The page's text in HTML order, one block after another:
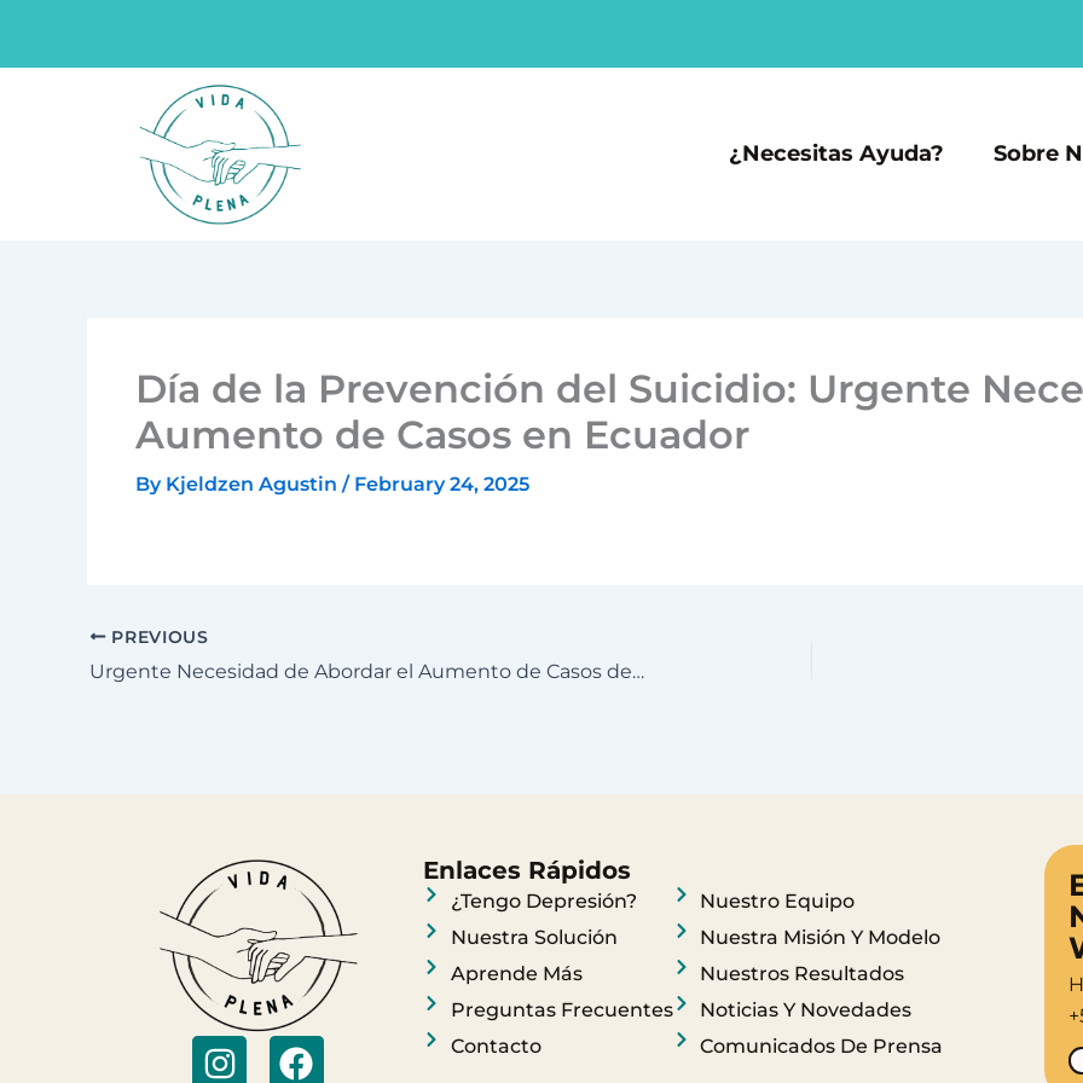
¿Necesitas Ayuda? Sobre
Día de la Prevención del Suicidio: Urgente
Aumento de Casos en Ecuador
By Kjeldzen Agustin / February 24, 2025
PREVIOUS
Urgente Necesidad de Abordar el Aumento de Casos de Suicidio en Ecuador
I
F
Enlaces Rápidos
¿Tengo Depresión?
Nuestra Solución
Aprende Más
Preguntas Frecuentes
Contacto
Nuestro Equipo
Nuestra Misión Y Modelo
Nuestros Resultados
Noticias Y Novedades
Comunicados De Prensa